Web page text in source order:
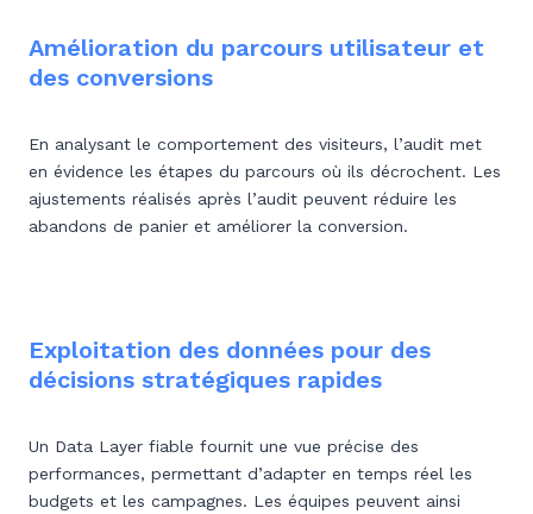
Amélioration du parcours utilisateur et
des conversions
En analysant le comportement des visiteurs, l’audit met
en évidence les étapes du parcours où ils décrochent. Les
ajustements réalisés après l’audit peuvent réduire les
abandons de panier et améliorer la conversion.
Exploitation des données pour des
décisions stratégiques rapides
Un Data Layer fiable fournit une vue précise des
performances, permettant d’adapter en temps réel les
budgets et les campagnes. Les équipes peuvent ainsi